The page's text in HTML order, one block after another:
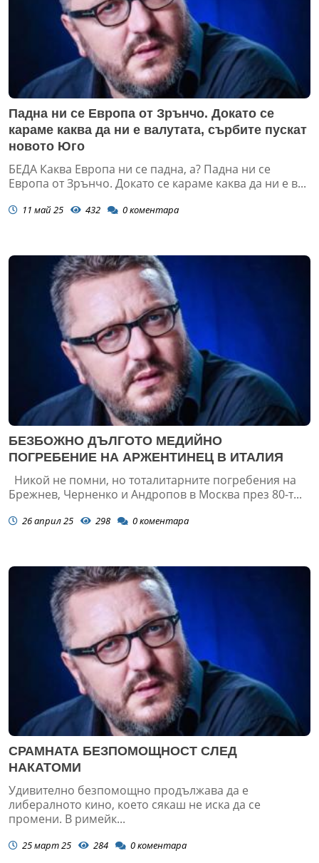
Падна ни се Европа от Зрънчо. Докато се
караме каква да ни е валутата, сърбите пускат
новото Юго
БЕДА Каква Европа ни се падна, а? Падна ни се
Европа от Зрънчо. Докато се караме каква да ни е в...
11 май 25 432 0коментара
БЕЗБОЖНО ДЪЛГОТО МЕДИЙНО
ПОГРЕБЕНИЕ НА АРЖЕНТИНЕЦ В ИТАЛИЯ
Никой не помни, но тоталитарните погребения на
Брежнев, Черненко и Андропов в Москва през 80-т...
26 април 25 298 0коментара
СРАМНАТА БЕЗПОМОЩНОСТ СЛЕД
НАКАТОМИ
Удивително безпомощно продължава да е
либералното кино, което сякаш не иска да се
промени. В римейк...
25 март 25 284 0коментара